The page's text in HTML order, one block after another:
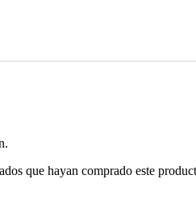
que hayan comprado este